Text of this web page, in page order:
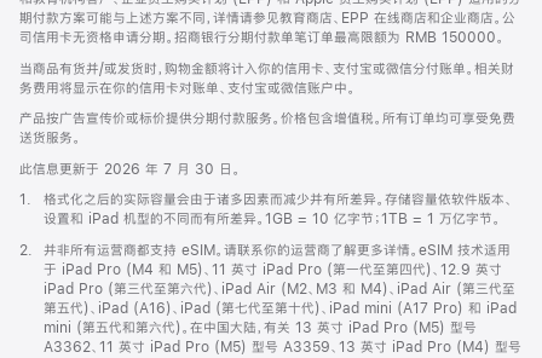
期付款方案可能与上述方案不同，详情请参见教育商店、EPP 在线商店和企业商店。公
司信用卡无资格申请分期。招商银行分期付款单笔订单最高限额为 RMB 150000。
当商品有货并/或发货时，购物金额将计入你的信用卡、支付宝或微信分付账单。相关财
务费用将显示在你的信用卡对账单、支付宝或微信账户中。
产品按广告宣传价或标价提供分期付款服务。价格包含增值税。所有订单均可享受免费
送货服务。
此信息更新于 2026 年 7 月 30 日。
脚
1.
格式化之后的实际容量会由于诸多因素而减少并有所差异。存储容量依软件版本、
设置和 iPad 机型的不同而有所差异。1GB = 10 亿字节；1TB = 1 万亿字节。
脚
2.
并非所有运营商都支持 eSIM。请联系你的运营商了解更多详情。eSIM 技术适用
于 iPad Pro (M4 和 M5)、11 英寸 iPad Pro (第一代至第四代)、12.9 英寸
iPad Pro (第三代至第六代)、iPad Air (M2、M3 和 M4)、iPad Air (第三代至
第五代)、iPad (A16)、iPad (第七代至第十代)、iPad mini (A17 Pro) 和 iPad
mini (第五代和第六代)。在中国大陆，有关 13 英寸 iPad Pro (M5) 型号
A3362、11 英寸 iPad Pro (M5) 型号 A3359、13 英寸 iPad Pro (M4) 型号